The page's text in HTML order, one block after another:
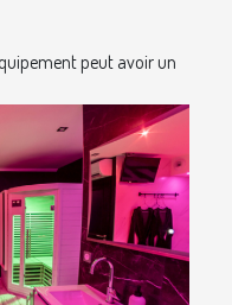
peut avoir un